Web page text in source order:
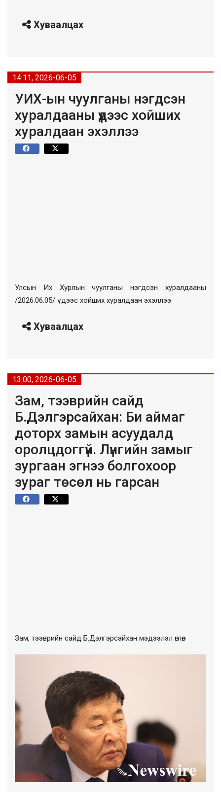
Хуваалцах
14:11, 2026-06-05
УИХ-ын чуулганы нэгдсэн
хуралдааны үдээс хойших
хуралдаан эхэллээ
Улсын Их Хурлын чуулганы нэгдсэн хуралдааны
/2026.06.05/ үдээс хойших хуралдаан эхэллээ
Хуваалцах
13:00, 2026-06-05
Зам, тээврийн сайд
Б.Дэлгэрсайхан: Би аймаг
доторх замын асуудалд
оролцдоггүй. Лүнгийн замыг
зургаан эгнээ болгохоор
зураг төсөл нь гарсан
Зам, тээврийн сайд Б.Дэлгэрсайхан мэдээлэл өглөө.